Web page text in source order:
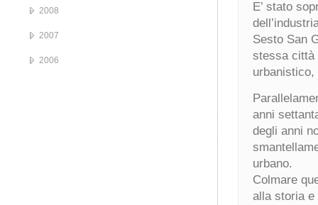
E’ stato
Sesto San
stessa città
anni
degli anni
urbano.
Colmare
alla storia e
2008
2007
2006